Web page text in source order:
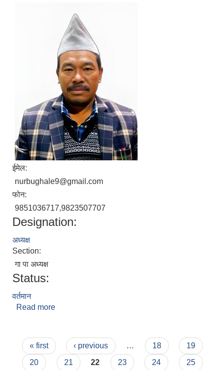
ईमेल:
nurbughale9@gmail.com
फोन:
9851036717,9823507707
Designation:
अध्यक्ष
Section:
गा पा अध्यक्ष
Status:
वर्तमान
Read more
Pages
« first ‹ previous … 18
19
20
21 22 23 24
25